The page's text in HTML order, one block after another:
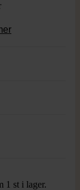
1 st i lager.